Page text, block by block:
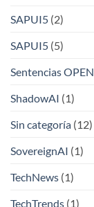
SAPUI5 (2)
SAPUI5 (5)
Sentencias
ShadowAI (1)
Sin categoría (12)
SovereignAI (1)
TechNews (1)
TechTrends (1)